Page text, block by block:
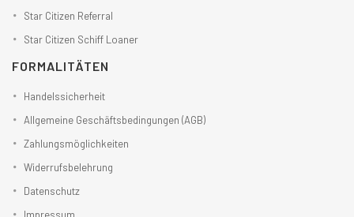
Star Citizen Referral
Star Citizen Schiff Loaner
FORMALITÄTEN
Handelssicherheit
Allgemeine Geschäftsbedingungen (AGB)
Zahlungsmöglichkeiten
Widerrufsbelehrung
Datenschutz
Impressum